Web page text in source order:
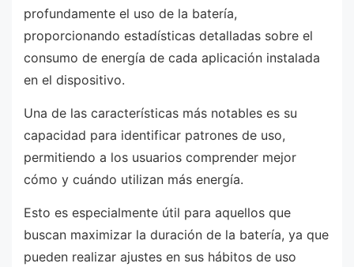
profundamente el uso de la batería,
proporcionando estadísticas detalladas sobre el
consumo de energía de cada aplicación instalada
en el dispositivo.
Una de las características más notables es su
capacidad para identificar patrones de uso,
permitiendo a los usuarios comprender mejor
cómo y cuándo utilizan más energía.
Esto es especialmente útil para aquellos que
buscan maximizar la duración de la batería, ya que
pueden realizar ajustes en sus hábitos de uso